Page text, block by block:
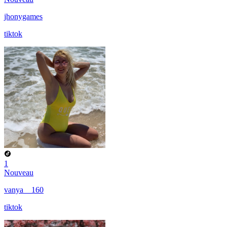
jhonygames
tiktok
1
Nouveau
vanya__160
tiktok